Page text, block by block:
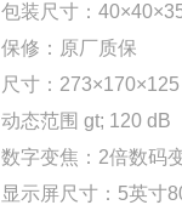
包装尺寸：
保修：原厂质保
尺寸：
动态范围 gt; 120 dB
数字变焦：2倍数码
显示屏尺寸：5英寸